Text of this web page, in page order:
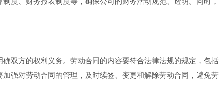
双方的权利义务。劳动合同的内容要符合法律法规的规定，包括
强对劳动合同的管理，及时续签、变更和解除劳动合同，避免劳